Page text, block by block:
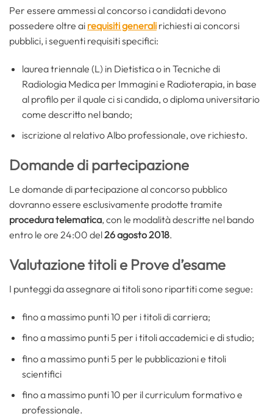
Per essere ammessi al concorso i candidati devono
possedere oltre ai requisiti generali richiesti ai concorsi
pubblici, i seguenti requisiti specifici:
laurea triennale (L) in Dietistica o in Tecniche di
Radiologia Medica per Immagini e Radioterapia, in base
al profilo per il quale ci si candida, o diploma universitario
come descritto nel bando;
iscrizione al relativo Albo professionale, ove richiesto.
Domande di partecipazione
Le domande di partecipazione al concorso pubblico
dovranno essere esclusivamente prodotte tramite
procedura telematica, con le modalità descritte nel bando
entro le ore 24:00 del26 agosto 2018.
Valutazione titoli e Prove d’esame
I punteggi da assegnare ai titoli sono ripartiti come segue:
fino a massimo punti 10 per i titoli di carriera;
fino a massimo punti 5 per i titoli accademici e di studio;
fino a massimo punti 5 per le pubblicazioni e titoli
scientifici
fino a massimo punti 10 per il curriculum formativo e
professionale.